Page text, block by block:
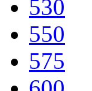
530
550
575